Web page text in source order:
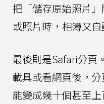
把「儲存原始照片
或照片時，相簿又自
最後則是Safari分頁
載具或看網頁後，
能變成幾十個甚至